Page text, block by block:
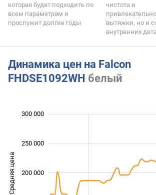
которая будет подходить по
всем параметрам и
прослужит долгие годы
чистота и
вытяжки, но и
внутренних
Динамика цен на Falcon
FHDSE1092WH белый
Средняя цена 100 000
300 000
200 000
250 000